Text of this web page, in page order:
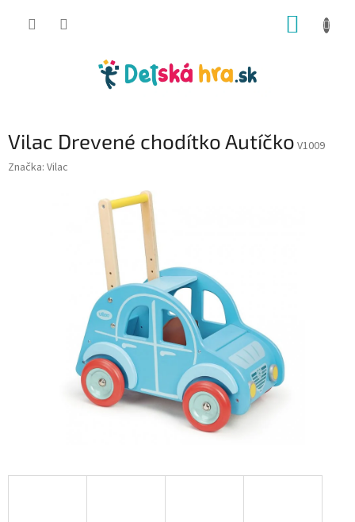
Vilac Drevené chodítko Autíčko V1009
Značka: Vilac